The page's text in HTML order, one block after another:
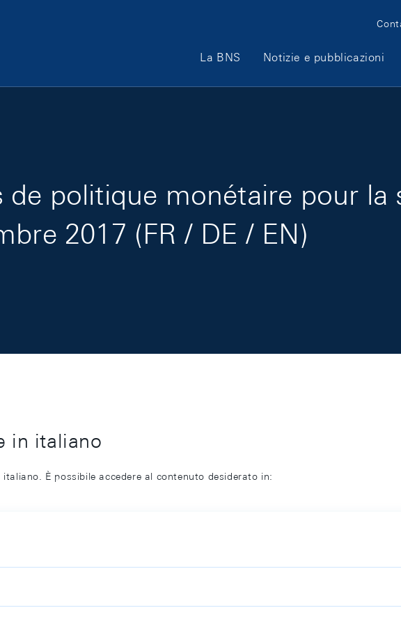
Main Navigation
La BNS Notizie e pubblicazioni
politique monétaire pour la
2017 (FR / DE / EN)
in italiano
È possibile accedere al contenuto desiderato in: